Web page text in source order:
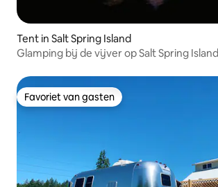
Tent in Salt Spring Island
Glamping bij de vijver op Salt Spring Island
Favoriet van gasten
Favoriet van gasten